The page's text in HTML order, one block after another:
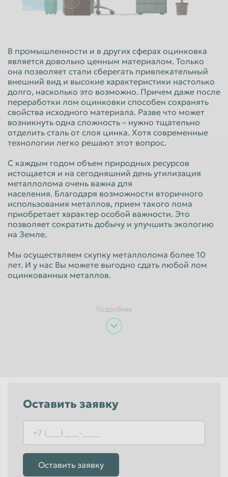
Красноярск
Махачкала Миасс
Москва Мурманск
Набережные Челны
Нальчик Нижневартовск
Нижнекамск Нижний Новгород
Новосибирск
Новочеркасск Норильск
Омск Орёл
Оренбург Орск
Петрозаводск Петропавловск-Камчатский
Подольск
Рязань
Самара
Смоленск
Ставрополь Старый Оскол
Стерлитамак
Сызрань
Таганрог
В промышленности и в других сферах оцинковка
является довольно ценным материалом. Только
она позволяет стали сберегать привлекательный
внешний вид и высокие характеристики настолько
долго, насколько это возможно. Причем даже после
переработки лом оцинковки способен сохранять
свойства исходного материала. Разве что может
возникнуть одна сложность – нужно тщательно
отделить сталь от слоя цинка. Хотя современные
технологии легко решают этот вопрос.
С каждым годом объем природных ресурсов
истощается и на сегодняшний день утилизация
металлолома очень важна для
населения. Благодаря возможности вторичного
использования металлов, прием такого лома
приобретает характер особой важности. Это
позволяет сократить добычу и улучшить экологию
на Земле.
Мы осуществляем скупку металлолома более 10
лет. И у нас Вы можете выгодно сдать любой лом
оцинкованных металлов.
Подробнее
Оставить заявку
Оставить заявку